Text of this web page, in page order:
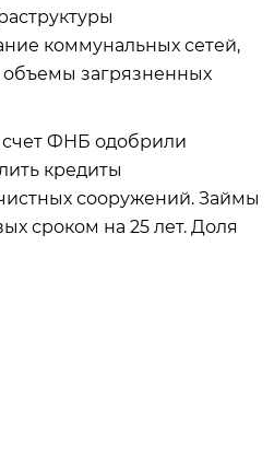
коммунальных сетей,
объемы загрязненных
счет ФНБ одобрили
кредиты
сооружений. Займы
сроком на 25 лет. Доля